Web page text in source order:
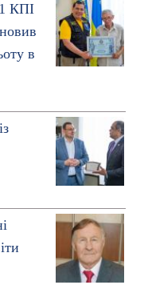
КПІ
в